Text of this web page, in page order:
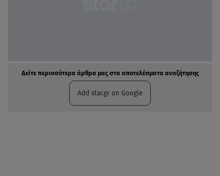
Δείτε περισσότερα άρθρα μας στα αποτελέσματα αναζήτησης
Add star.gr on Google